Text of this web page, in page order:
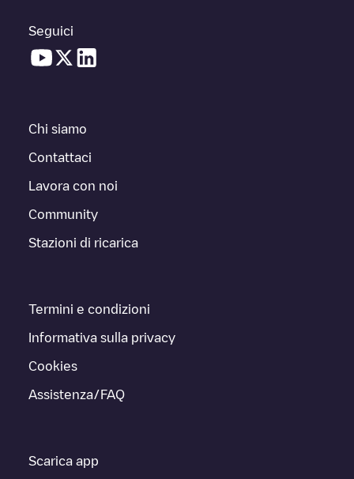
Seguici
Chi siamo
Contattaci
Lavora con noi
Community
Stazioni di ricarica
Termini e condizioni
Informativa sulla privacy
Cookies
Assistenza/FAQ
Scarica app